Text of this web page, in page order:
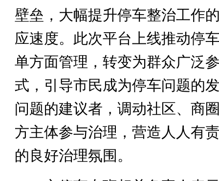
壁垒，大幅提升停车整治工作
应速度。此次平台上线推动停
单方面管理，转变为群众广泛
式，引导市民成为停车问题的
问题的建议者，调动社区、商
方主体参与治理，营造人人有
的良好治理氛围。